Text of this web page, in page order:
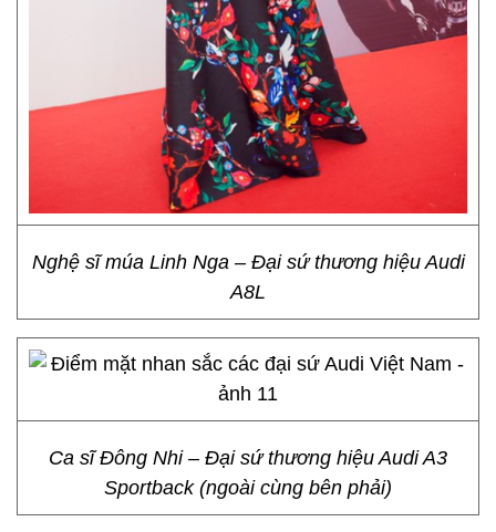
Nghệ sĩ múa Linh Nga – Đại sứ thương hiệu Audi
A8L
Ca sĩ Đông Nhi – Đại sứ thương hiệu Audi A3
Sportback (ngoài cùng bên phải)